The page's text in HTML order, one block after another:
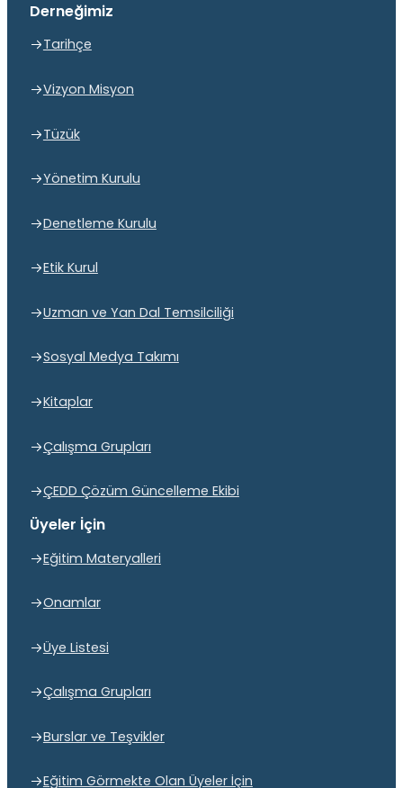
Derneğimiz
Tarihçe
Vizyon Misyon
Tüzük
Yönetim Kurulu
Denetleme Kurulu
Etik Kurul
Uzman ve Yan Dal Temsilciliği
Sosyal Medya Takımı
Kitaplar
Çalışma Grupları
ÇEDD Çözüm Güncelleme Ekibi
Üyeler İçin
Eğitim Materyalleri
Onamlar
Üye Listesi
Çalışma Grupları
Burslar ve Teşvikler
Eğitim Görmekte Olan Üyeler İçin